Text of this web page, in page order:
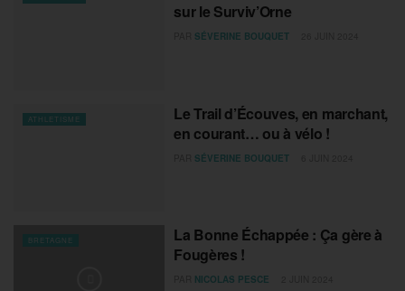
sur le Surviv’Orne
SÉVERINE BOUQUET
ATHLETISME
Le Trail d’Écouves, en marchant,
en courant… ou à vélo !
SÉVERINE BOUQUET
BRETAGNE
La Bonne Échappée : Ça gère à
Fougères !
NICOLAS PESCE